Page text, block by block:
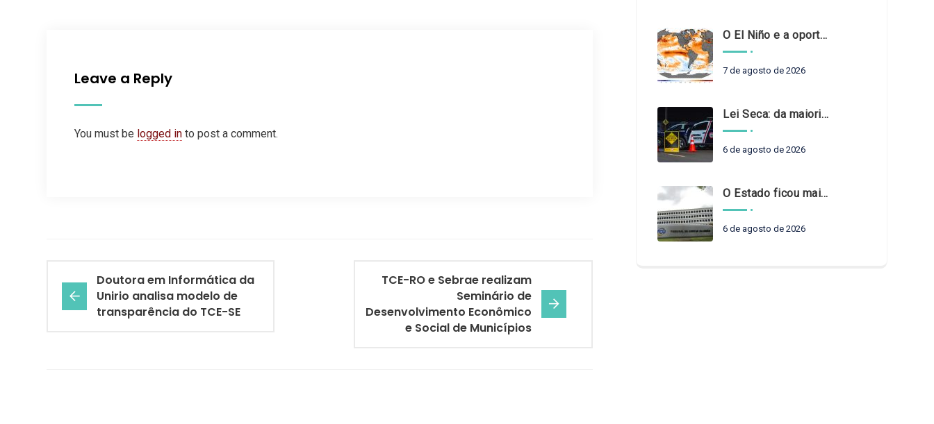
Leave a Reply
You must be logged in to post a comment.
Doutora em Informática da
Unirio analisa modelo de
transparência do TCE-SE
TCE-RO e Sebrae realizam
Seminário de
Desenvolvimento Econômico
e Social de Municípios
O El Niño e a oportunidade de fortalecer o controle externo das políticas climáticas
7 de agosto de 2026
Lei Seca: da maioridade à maturidade
6 de agosto de 2026
O Estado ficou mais complexo. O controle precisa acompanhar
6 de agosto de 2026